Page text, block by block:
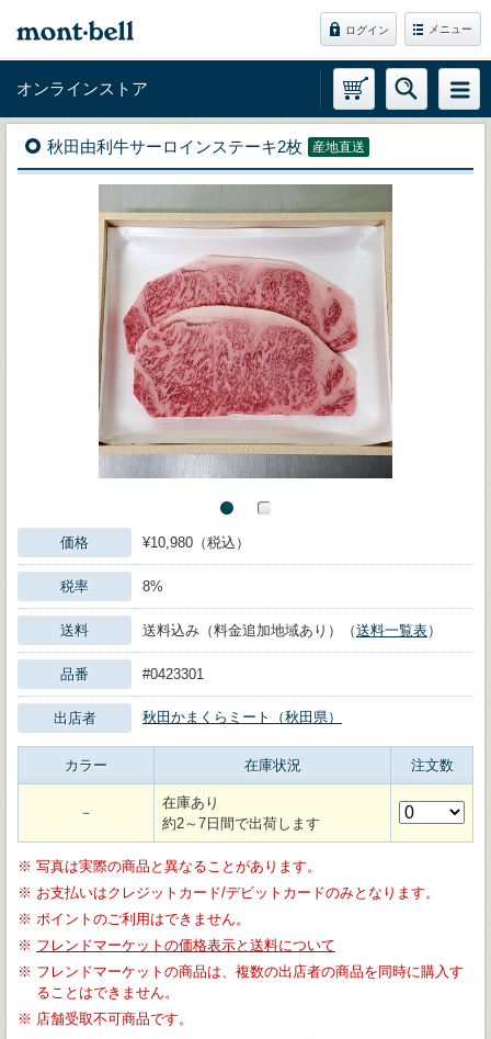
ログイン メニュー
オンラインストア
秋田由利牛サーロインステーキ2枚 産地直送
価格 ¥10,980（税込）
税率 8%
送料 送料込み（料金追加地域あり）（送料一覧表）
品番 #0423301
出店者 秋田かまくらミート（秋田県）
カラー 在庫状況 注文数
－
在庫あり
約2～7日間で出荷します
※ 写真は実際の商品と異なることがあります。
※ お支払いはクレジットカード/デビットカードのみとなります。
※ ポイントのご利用はできません。
※ フレンドマーケットの価格表示と送料について
※ フレンドマーケットの商品は、複数の出店者の商品を同時に購入す
ることはできません。
※ 店舗受取不可商品です。